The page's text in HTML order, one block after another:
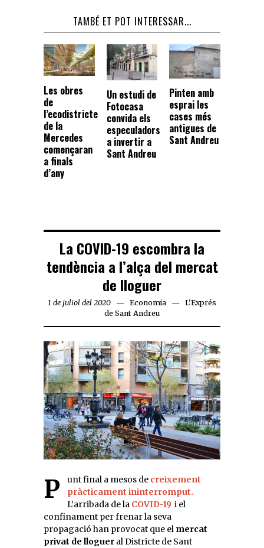
TAMBÉ ET POT INTERESSAR...
Les obres
de
l’ecodistricte
de la
Mercedes
començaran
a finals
d’any
Un estudi de
Fotocasa
convida els
especuladors
a invertir a
Sant Andreu
Pinten amb
esprai les
cases més
antigues de
Sant Andreu
La COVID-19 escombra la
tendència a l’alça del mercat
de lloguer
1 de juliol del 2020 Economia
L'Exprés
de Sant Andreu
Punt final a mesos de creixement
pràcticament ininterromput.
L’arribada de la COVID-19 i el
confinament per frenar la seva
propagació han provocat que el mercat
privat de lloguer al Districte de Sant